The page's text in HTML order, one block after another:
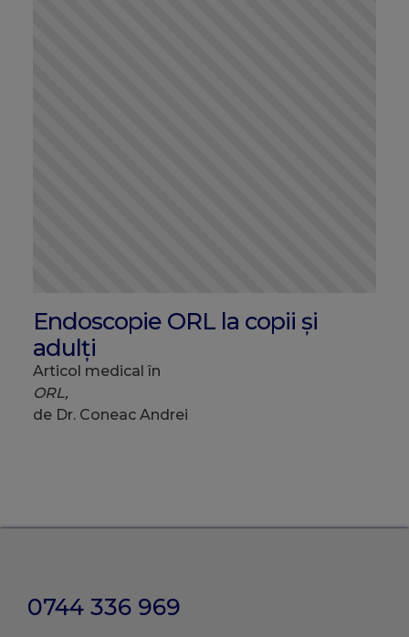
Endoscopie ORL la copii și
adulți
Articol medical în
ORL,
de Dr. Coneac Andrei
0744 336 969